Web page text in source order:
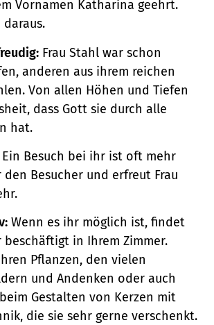
Vornamen Katharina geehrt.
daraus.
Frau Stahl war schon
anderen aus ihrem reichen
Von allen Höhen und Tiefen
dass Gott sie durch alle
hat.
Ein Besuch bei ihr ist oft mehr
den Besucher und erfreut Frau
Wenn es ihr möglich ist, findet
beschäftigt in Ihrem Zimmer.
Pflanzen, den vielen
und Andenken oder auch
Gestalten von Kerzen mit
die sie sehr gerne verschenkt.